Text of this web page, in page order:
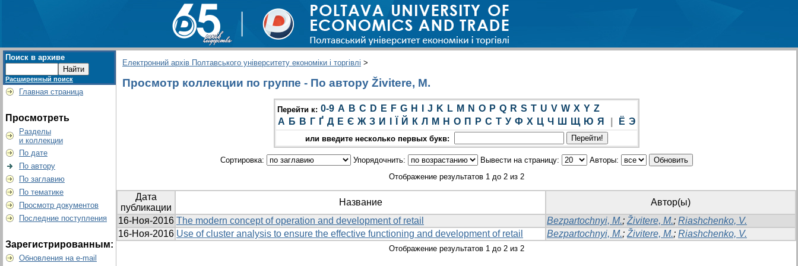
Поиск в архиве
Расширенный поиск
Главная страница
Просмотреть
Разделы
и коллекции
По дате
По автору
По заглавию
По тематике
Просмотр документов
Последние поступления
Зарегистрированным:
Обновления на e-mail
Електронний архів Полтавського університету економіки і торгівлі >
Просмотр коллекции по группе - По автору Živitere, M.
Перейти к: 0-9 A B C D E F G H J K L M N O P Q R S T U V W X Y Z
А Б В Г Ґ Д Е Є Ж З И Й К Л М Н О П Р С Т У Ф Х Ц Ч Ш Щ Ю Я Ё Э
или введите несколько первых букв:
Сортировка: Упорядочнить: Вывести на страницу:
Авторы:
Отображение результатов 1 до 2 из 2
Дата
публикации
Название
Автор(ы)
16-Ноя-2016 The modern concept of operation and development of retail Bezpartochnyi, M.; Živitere, M.; Riashchenko, V.
16-Ноя-2016 Use of cluster analysis to ensure the effective functioning and development of retail Bezpartochnyi, M.; Živitere, M.; Riashchenko, V.
Отображение результатов 1 до 2 из 2